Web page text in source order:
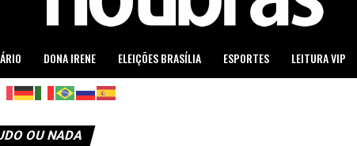
DONA IRENE ELEIÇÕES BRASÍLIA ESPORTES LEITURA VIP
OU NADA